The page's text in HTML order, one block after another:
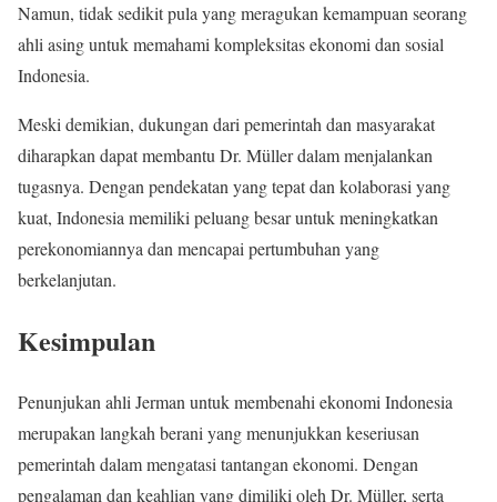
Namun, tidak sedikit pula yang meragukan kemampuan seorang
ahli asing untuk memahami kompleksitas ekonomi dan sosial
Indonesia.
Meski demikian, dukungan dari pemerintah dan masyarakat
diharapkan dapat membantu Dr. Müller dalam menjalankan
tugasnya. Dengan pendekatan yang tepat dan kolaborasi yang
kuat, Indonesia memiliki peluang besar untuk meningkatkan
perekonomiannya dan mencapai pertumbuhan yang
berkelanjutan.
Kesimpulan
Penunjukan ahli Jerman untuk membenahi ekonomi Indonesia
merupakan langkah berani yang menunjukkan keseriusan
pemerintah dalam mengatasi tantangan ekonomi. Dengan
pengalaman dan keahlian yang dimiliki oleh Dr. Müller, serta